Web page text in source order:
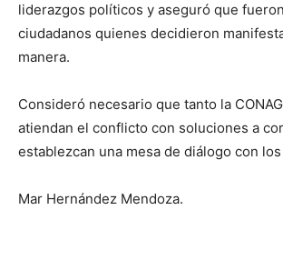
liderazgos políticos y aseguró que
ciudadanos quienes decidieron
manera.
Consideró necesario que tanto la
atiendan el conflicto con soluciones a
establezcan una mesa de diálogo con
Mar Hernández Mendoza.